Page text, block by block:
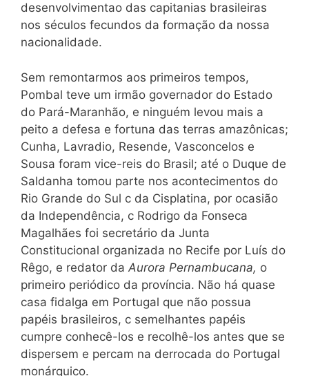
desenvolvimentao das capitanias brasileiras
nos séculos fecundos da formação da nossa
nacionalidade.
Sem remontarmos aos primeiros tempos,
Pombal teve um irmão governador do Estado
do Pará-Maranhão, e ninguém levou mais a
peito a defesa e fortuna das terras amazônicas;
Cunha, Lavradio, Resende, Vasconcelos e
Sousa foram vice-reis do Brasil; até o Duque de
Saldanha tomou parte nos acontecimentos do
Rio Grande do Sul c da Cisplatina, por ocasião
da Independência, c Rodrigo da Fonseca
Magalhães foi secretário da Junta
Constitucional organizada no Recife por Luís do
Rêgo, e redator da Aurora Pernambucana, o
primeiro periódico da província. Não há quase
casa fidalga em Portugal que não possua
papéis brasileiros, c semelhantes papéis
cumpre conhecê-los e recolhê-los antes que se
dispersem e percam na derrocada do Portugal
monárquico.